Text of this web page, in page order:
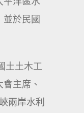
於民國
土土木工
主席、
兩岸水利